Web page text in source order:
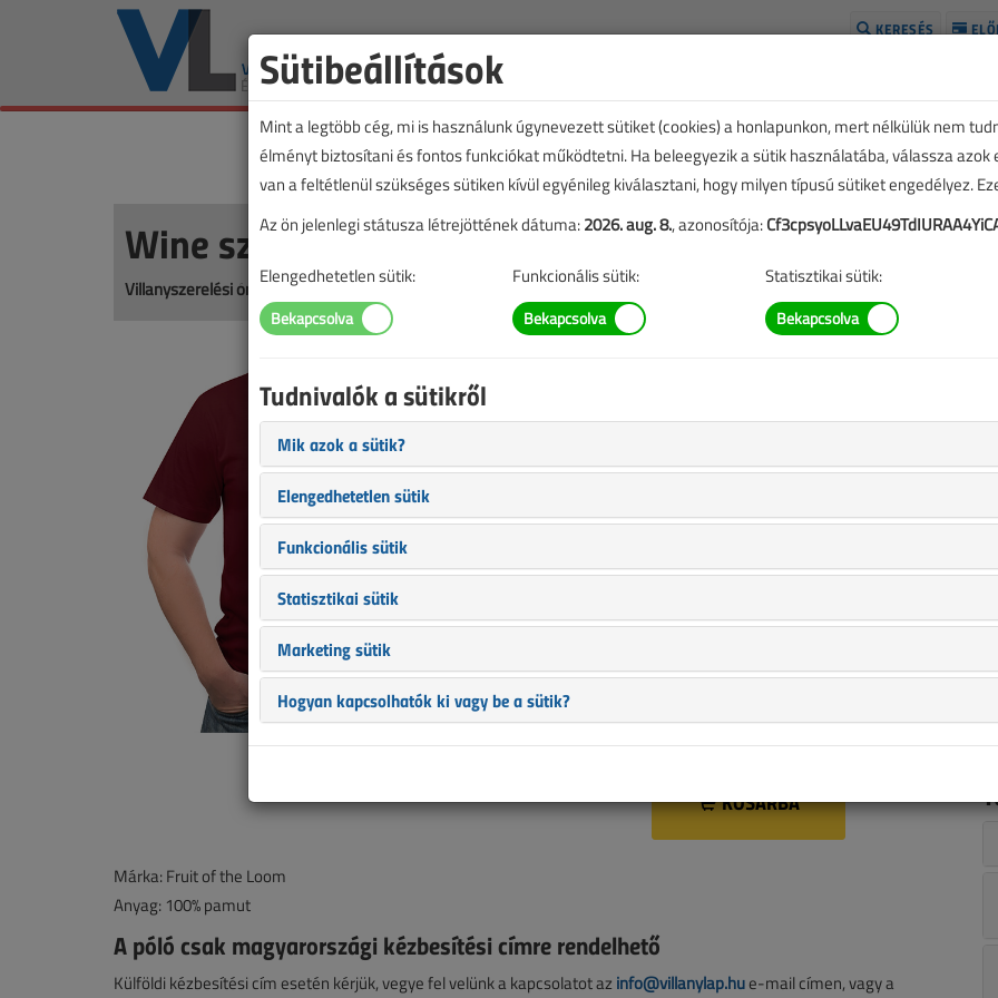
KERESÉS
Wine színű óradíjak póló
Villanyszerelési óradíjak
Utolsó darabok!
regisztráljon!
BELÉPÉS
Nyomon követheti rendeléseit
KOSÁRBA
Márka: Fruit of the Loom
Anyag: 100% pamut
A póló csak magyarországi kézbesítési címre rendelhető
Külföldi kézbesítési cím esetén kérjük, vegye fel velünk a kapcsolatot az info@villanylap.hue-mail címen, vagy a
Sütibeállítások
Mint a legtöbb cég, mi is használunk úgynevezett sütiket (cookies) a honlapunkon, mert nélkülük nem
élményt biztosítani és fontos funkciókat működtetni. Ha beleegyezik a sütik használatába, válassza azok
van a feltétlenül szükséges sütiken kívül egyénileg kiválasztani, hogy milyen típusú sütiket engedélyez.
Az ön jelenlegi státusza létrejöttének dátuma:2026. aug. 8., azonosítója:
Elengedhetetlen sütik: Funkcionális sütik: Statisztikai sütik:
Tudnivalók a sütikről
Mik azok a sütik?
Elengedhetetlen sütik
Funkcionális sütik
Statisztikai sütik
Marketing sütik
Hogyan kapcsolhatók ki vagy be a sütik?